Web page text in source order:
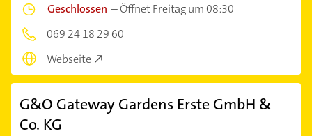
Geschlossen –Öffnet Freitag um 08:30
069 24 18 29 60
Webseite
G&O Gateway Gardens Erste GmbH &
Co. KG